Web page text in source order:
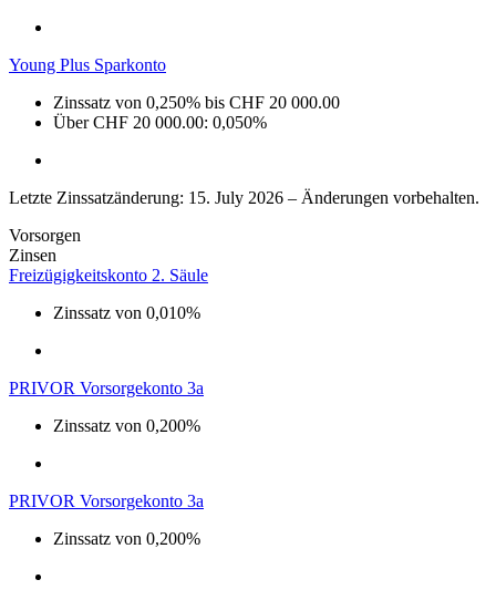
Young Plus Sparkonto
Zinssatz von 0,250% bis CHF 20 000.00
Über CHF 20 000.00: 0,050%
Letzte Zinssatzänderung: 15. July 2026 – Änderungen vorbehalten.
Vorsorgen
Zinsen
Freizügigkeitskonto 2. Säule
Zinssatz von 0,010%
PRIVOR Vorsorgekonto 3a
Zinssatz von 0,200%
PRIVOR Vorsorgekonto 3a
Zinssatz von 0,200%